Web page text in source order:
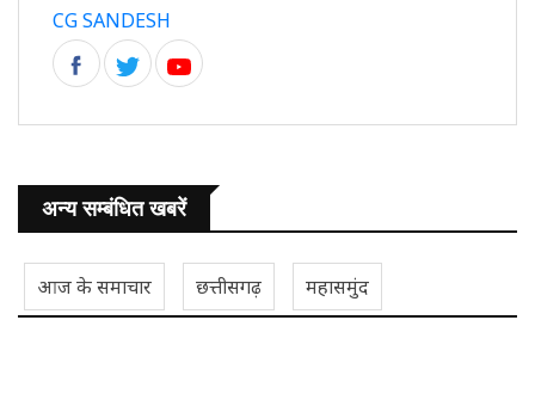
CG SANDESH
अन्य सम्बंधित खबरें
आज के समाचार छत्तीसगढ़ महासमुंद